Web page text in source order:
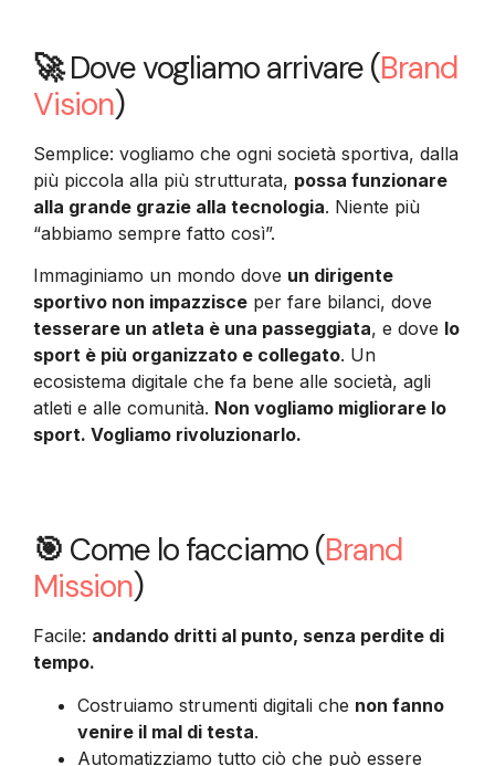
🚀Dove vogliamo arrivare (Brand
Vision)
Semplice: vogliamo che ogni società sportiva, dalla
più piccola alla più strutturata, possa funzionare
alla grande grazie alla tecnologia. Niente più
“abbiamo sempre fatto così”.
Immaginiamo un mondo dove un dirigente
sportivo non impazzisce per fare bilanci, dove
tesserare un atleta è una passeggiata, e dove lo
sport è più organizzato e collegato. Un
ecosistema digitale che fa bene alle società, agli
atleti e alle comunità. Non vogliamo migliorare lo
sport. Vogliamo rivoluzionarlo.
🎯 Come lo facciamo (Brand
Mission)
Facile: andando dritti al punto, senza perdite di
tempo.
Costruiamo strumenti digitali che non fanno
venire il mal di testa.
Automatizziamo tutto ciò che può essere